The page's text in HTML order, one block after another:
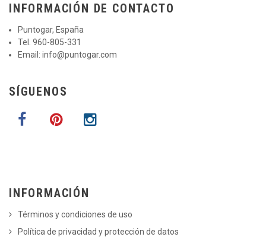
INFORMACIÓN DE CONTACTO
Puntogar, España
Tel. 960-805-331
Email: info@puntogar.com
SÍGUENOS
INFORMACIÓN
Términos y condiciones de uso
Política de privacidad y protección de datos